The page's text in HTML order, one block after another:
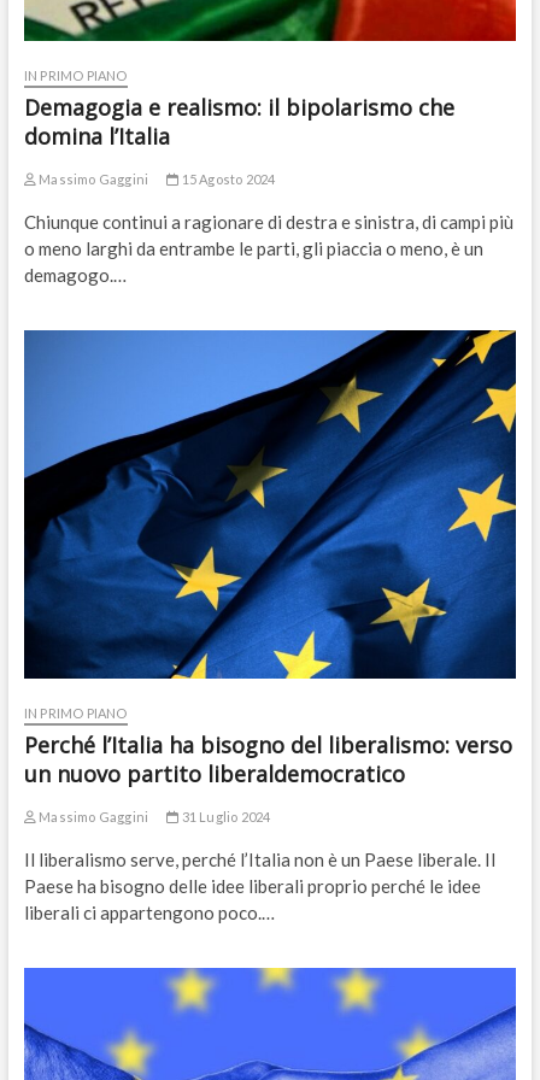
IN PRIMO PIANO
Demagogia e realismo: il bipolarismo che
domina l’Italia
Massimo Gaggini 15 Agosto 2024
Chiunque continui a ragionare di destra e sinistra, di campi più
o meno larghi da entrambe le parti, gli piaccia o meno, è un
demagogo.…
IN PRIMO PIANO
Perché l’Italia ha bisogno del liberalismo: verso
un nuovo partito liberaldemocratico
Massimo Gaggini 31 Luglio 2024
Il liberalismo serve, perché l’Italia non è un Paese liberale. Il
Paese ha bisogno delle idee liberali proprio perché le idee
liberali ci appartengono poco.…